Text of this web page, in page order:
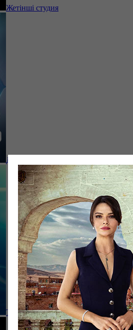
Жетінші студия
Доктор Тажина
Тағдырлас тамырлар